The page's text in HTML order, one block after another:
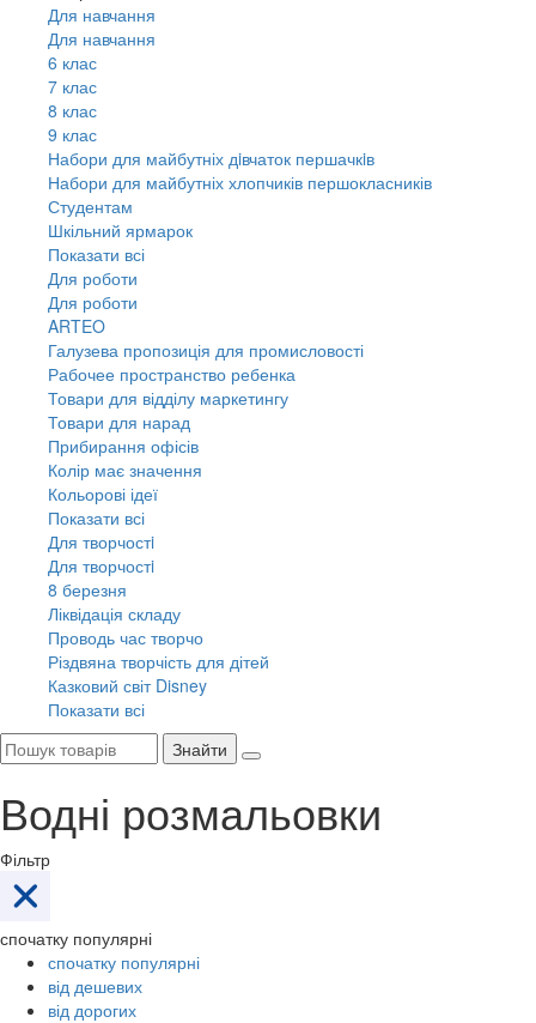
Для навчання
Для навчання
6 клас
7 клас
8 клас
9 клас
Набори для майбутніх дiвчаток першачкiв
Набори для майбутніх хлопчиків першокласників
Студентам
Шкільний ярмарок
Показати всі
Для роботи
Для роботи
ARTEO
Галузева пропозиція для промисловості
Рабочее пространство ребенка
Товари для відділу маркетингу
Товари для нарад
Прибирання офісів
Колір має значення
Кольорові ідеї
Показати всі
Для творчостi
Для творчостi
8 березня
Ліквідація складу
Проводь час творчо
Різдвяна творчість для дітей
Казковий світ Disney
Показати всі
Знайти
Водні розмальовки
Фільтр
спочатку популярні
спочатку популярні
від дешевих
від дорогих